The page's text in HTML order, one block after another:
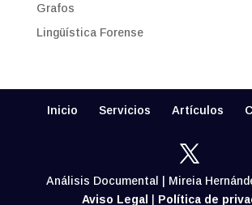
Grafos
Lingüística Forense
Inicio Servicios Artículos
Análisis Documental | Mireia
Aviso Legal
Política de